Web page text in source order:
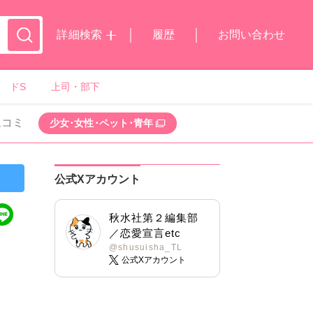
詳細検索
履歴 お問い合わせ
ドS 上司・部下
ミ 少女･女性･ペット･青年
公式Xアカウント
秋水社第２編集部
／恋愛宣言etc
@shusuisha_TL
公式Xアカウント